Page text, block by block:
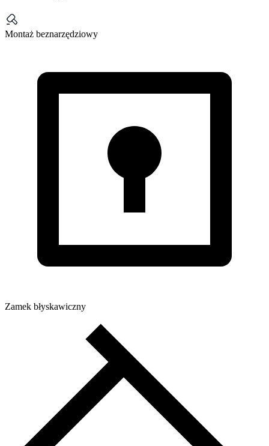
Montaż beznarzędziowy
Zamek błyskawiczny